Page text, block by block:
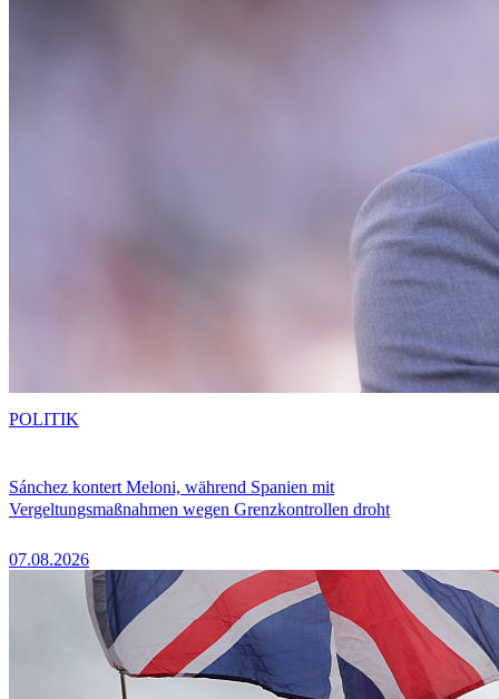
Sánchez kontert Meloni, während Spanien mit
Vergeltungsmaßnahmen wegen Grenzkontrollen droht
07.08.2026
POLITIK